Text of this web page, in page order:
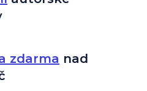
zdarma nad